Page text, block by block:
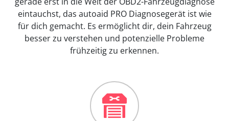
eintauchst, das autoaid PRO Diagnosegerät ist wie
für dich gemacht. Es ermöglicht dir, dein Fahrzeug
besser zu verstehen und potenzielle Probleme
frühzeitig zu erkennen.